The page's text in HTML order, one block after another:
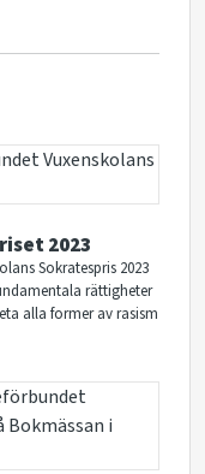
2023
Sokratespris 2023
rättigheter
alla former av rasism